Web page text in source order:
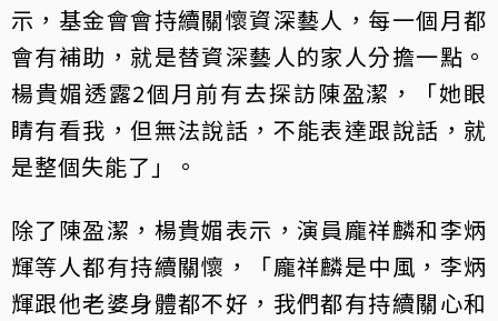
示，基金會會持續關懷資深藝人，每一個月都
會有補助，就是替資深藝人的家人分擔一點。
楊貴媚透露2個月前有去探訪陳盈潔，「她眼
睛有看我，但無法說話，不能表達跟說話，就
是整個失能了」。
除了陳盈潔，楊貴媚表示，演員龐祥麟和李炳
輝等人都有持續關懷，「龐祥麟是中風，李炳
輝跟他老婆身體都不好，我們都有持續關心和